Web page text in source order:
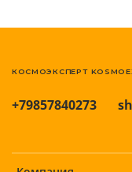
+79857840273
КОСМОЭКСПЕРТ